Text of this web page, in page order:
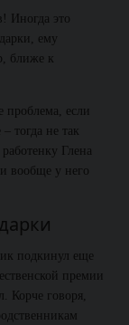
Иногда это
ему
ближе к
проблема, если
тогда не так
Глена
вообще у него
подкинул еще
премии
Корче говоря,